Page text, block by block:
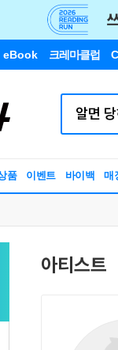
eBook 크레마클럽
품 이벤트 바이백 매
아티스트